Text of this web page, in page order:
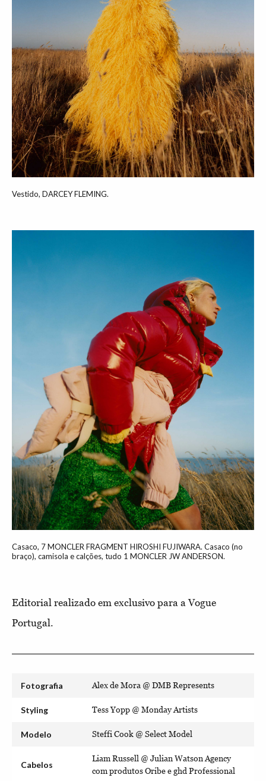
Vestido, DARCEY FLEMING.
Casaco, 7 MONCLER FRAGMENT HIROSHI FUJIWARA. Casaco (no
braço), camisola e calções, tudo 1 MONCLER JW ANDERSON.
Editorial realizado em exclusivo para a Vogue
Portugal.
Fotografia Alex de Mora @ DMB Represents
Styling Tess Yopp @ Monday Artists
Modelo Steffi Cook @ Select Model
Cabelos
Liam Russell @ Julian Watson Agency
com produtos Oribe e ghd Professional